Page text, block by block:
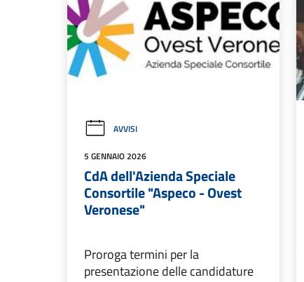
AVVISI
5 GENNAIO 2026
CdA dell'Azienda Speciale
Consortile "Aspeco - Ovest
Veronese"
Proroga termini per la
presentazione delle candidature